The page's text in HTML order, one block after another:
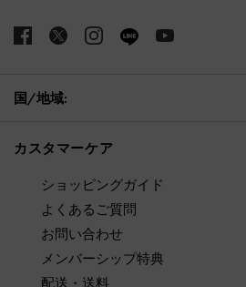
国/地域:
カスタマーケア
ショッピングガイド
よくあるご質問
お問い合わせ
メンバーシップ特典